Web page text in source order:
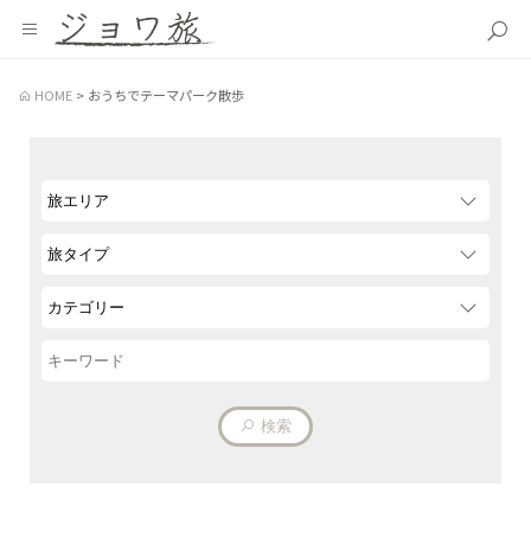
HOME おうちでテーマパーク散歩
検索